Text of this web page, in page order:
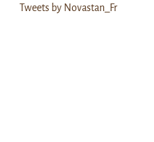
Tweets by Novastan_Fr